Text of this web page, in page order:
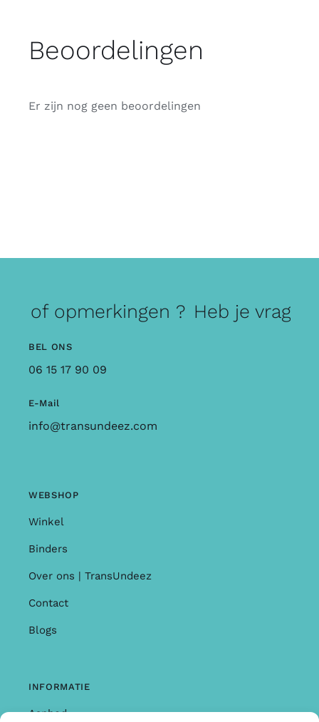
Beoordelingen
Er zijn nog geen beoordelingen
of opmerkingen ? Heb je
BEL ONS
06 15 17 90 09
E-Mail
info@transundeez.com
WEBSHOP
Winkel
Binders
Over ons | TransUndeez
Contact
Blogs
INFORMATIE
Aanbod